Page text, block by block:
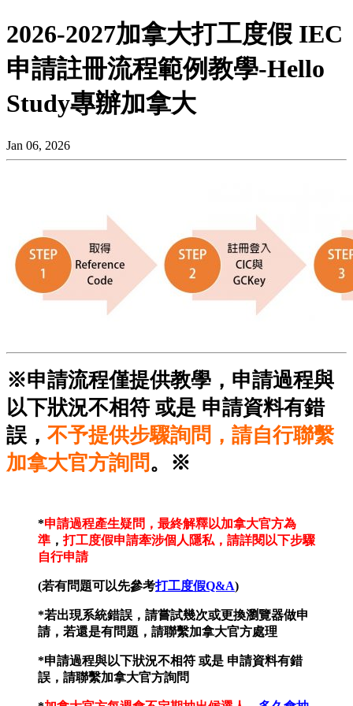
2026-2027加拿大打工度假 IEC
申請註冊流程範例教學-Hello
Study專辦加拿大
Jan 06, 2026
※申請流程僅提供教學，申請過程與
以下狀況不相符 或是 申請資料有錯
誤， 不予提供步驟詢問，請自行聯繫
加拿大官方詢問。※
*申請過程產生疑問，最終解釋以加拿大官方為
準 ，打工度假申請牽涉個人隱私，請詳閱以下步驟
自行申請
(若有問題可以先參考打工度假Q&A)
*若出現系統錯誤，請嘗試幾次或更換瀏覽器做申
請，若還是有問題，請聯繫加拿大官方處理
*申請過程與以下狀況不相符 或是 申請資料有錯
誤，請聯繫加拿大官方詢問